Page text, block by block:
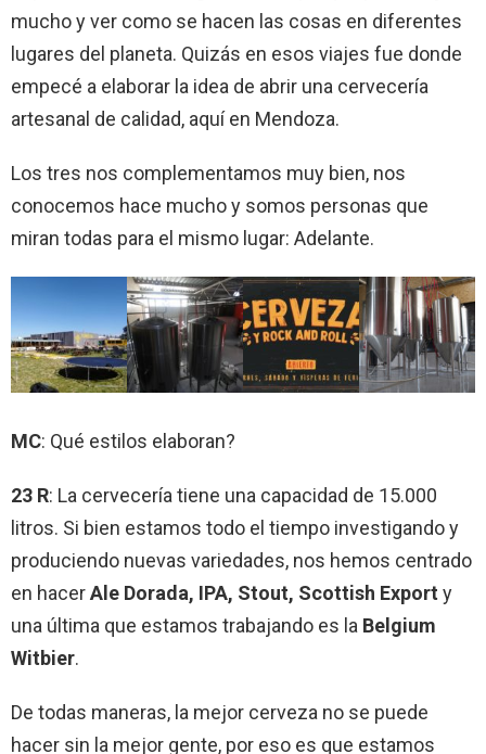
mucho y ver como se hacen las cosas en diferentes
lugares del planeta. Quizás en esos viajes fue donde
empecé a elaborar la idea de abrir una cervecería
artesanal de calidad, aquí en Mendoza.
Los tres nos complementamos muy bien, nos
conocemos hace mucho y somos personas que
miran todas para el mismo lugar: Adelante.
MC: Qué estilos elaboran?
23 R: La cervecería tiene una capacidad de 15.000
litros. Si bien estamos todo el tiempo investigando y
produciendo nuevas variedades, nos hemos centrado
en hacerAle Dorada, IPA, Stout, Scottish Export y
una última que estamos trabajando es la Belgium
Witbier.
De todas maneras, la mejor cerveza no se puede
hacer sin la mejor gente, por eso es que estamos